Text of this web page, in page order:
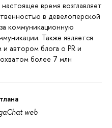
время возглавляет
в девелоперской
коммуникационную
Также является
автором блога о PR и
более 7 млн
web